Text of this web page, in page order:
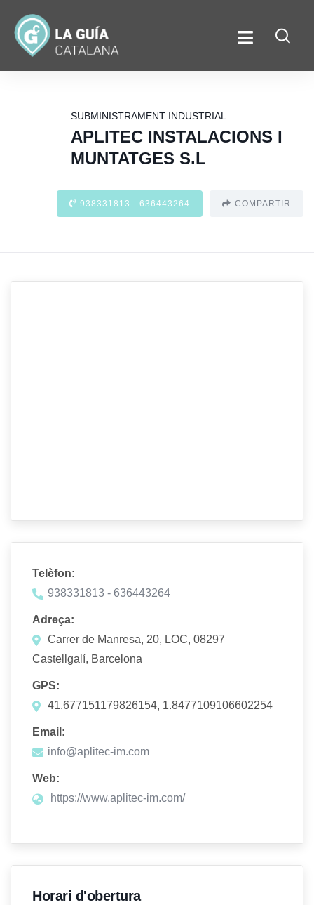
SUBMINISTRAMENT INDUSTRIAL
APLITEC INSTALACIONS I
MUNTATGES S.L
938331813 - 636443264 COMPARTIR
Telèfon:
938331813 - 636443264
Adreça:
Carrer de Manresa, 20, LOC, 08297
Castellgalí, Barcelona
GPS:
41.677151179826154, 1.8477109106602254
Email:
info@aplitec-im.com
Web:
https://www.aplitec-im.com/
Horari d'obertura